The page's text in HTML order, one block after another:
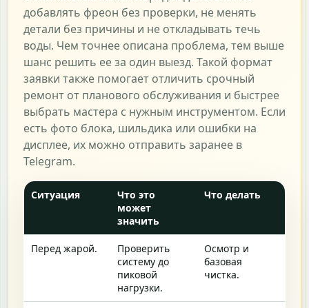
добавлять фреон без проверки, не менять
детали без причины и не откладывать течь
воды. Чем точнее описана проблема, тем выше
шанс решить ее за один выезд. Такой формат
заявки также помогает отличить срочный
ремонт от планового обслуживания и быстрее
выбрать мастера с нужным инструментом. Если
есть фото блока, шильдика или ошибки на
дисплее, их можно отправить заранее в
Telegram.
Ситуация
Что это
может
значить
Что делать
Перед жарой.
Проверить
систему до
пиковой
нагрузки.
Осмотр и
базовая
чистка.